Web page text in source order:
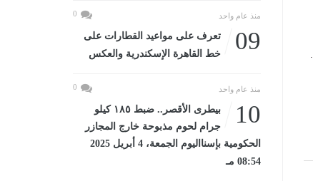
منذ عام واحد 0
09
تعرف على مواعيد القطارات على
خط القاهرة الإسكندرية والعكس
منذ عام واحد 0
10
بيطرى الأقصر.. ضبط ١٨٥ كيلو
جرام لحوم مذبوحة خارج المجازر
الحكومية بإسنااليوم الجمعة، 4 أبريل 2025
08:54 مـ